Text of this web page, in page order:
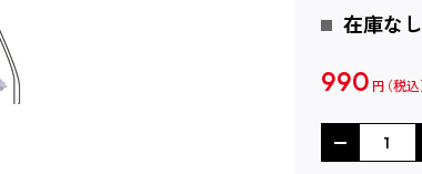
在庫なし
990 円